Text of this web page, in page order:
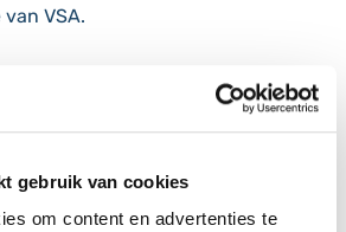
gebruik van cookies
om content en advertenties te
VSA.
materialen worden
Deze materialen kunnen op elk
voorafgaande mededeling van